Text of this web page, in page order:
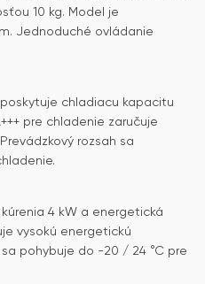
10 kg. Model je
Jednoduché ovládanie
chladiacu kapacitu
pre chladenie zaručuje
rozsah sa
4 kW a energetická
vysokú energetickú
pohybuje do -20 / 24 °C pre